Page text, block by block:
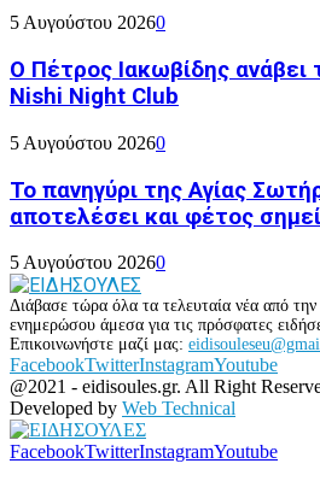
5 Αυγούστου 20260
Ο Πέτρος Ιακωβίδης ανάβει
Nishi Night Club
5 Αυγούστου 20260
Το πανηγύρι της Αγίας
αποτελέσει και φέτος
5 Αυγούστου 20260
Διάβασε τώρα όλα τα τελευταία νέα από
ενημερώσου άμεσα για τις πρόσφατες
Επικοινωνήστε μαζί μας:
FacebookTwitterInstagramYoutube
@2021 - eidisoules.gr. All Right
Developed by Web Technical
FacebookTwitterInstagramYoutube